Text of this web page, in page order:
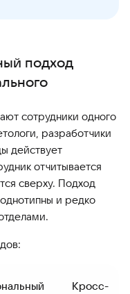
подход
сотрудники одного
разработчики
действует
отчитывается
сверху. Подход
и редко
Кросс-